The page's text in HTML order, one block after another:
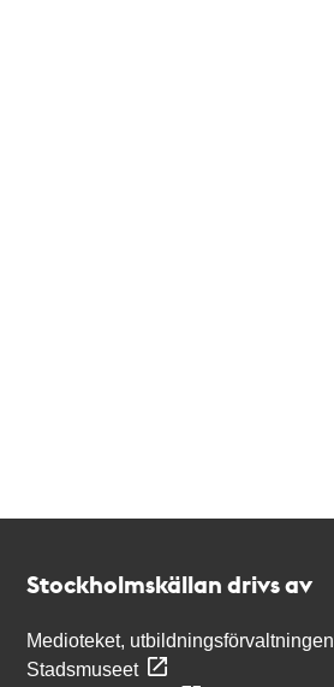
Stockholmskällan drivs av
Medioteket, utbildningsförvaltningen
Stadsmuseet